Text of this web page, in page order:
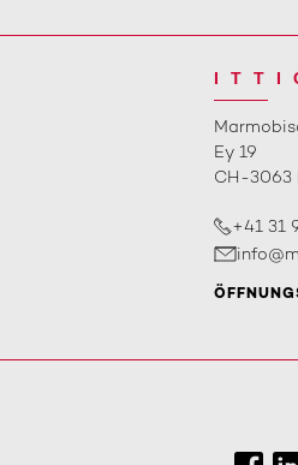
Ey 19
CH-3063
+41 31